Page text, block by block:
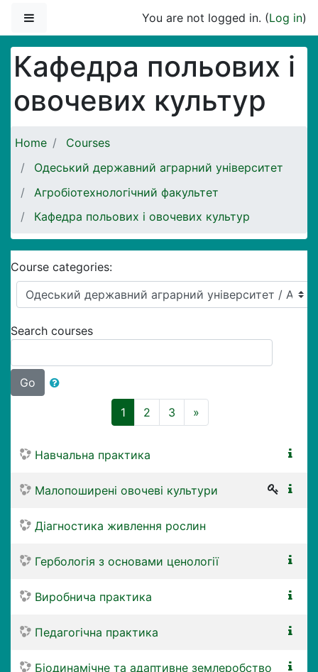
You are not logged in. (Log in)
Кафедра польових і
овочевих культур
Home
Courses
Одеський державний аграрний університет
Агробіотехнологічний факультет
Кафедра польових і овочевих культур
Course categories:
Search courses
Go
1 (current)
2 3 »
Навчальна практика
Малопоширені овочеві культури
Діагностика живлення рослин
Гербологія з основами ценології
Виробнича практика
Педагогічна практика
Біодинамічне та адаптивне землеробство